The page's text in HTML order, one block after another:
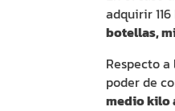
adquirir
botellas,
Respecto a
poder de
medio kilo